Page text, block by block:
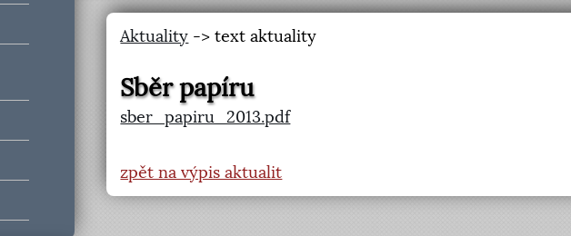
Aktuality -> text aktuality
Sběr papíru
sber_papiru_2013.pdf
zpět na výpis aktualit